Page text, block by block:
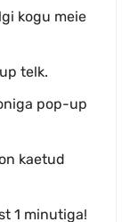
kogu meie
telk.
pop-up
kaetud
1 minutiga!